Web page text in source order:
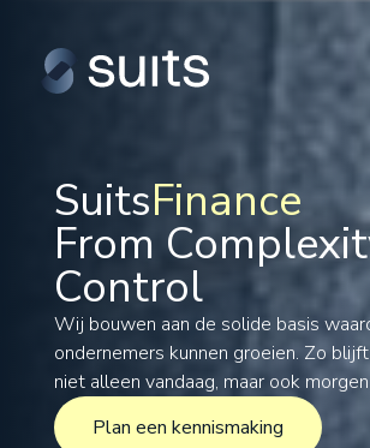
SuitsFinance
Tax
Legal
Projects
From
Control
Wij bouwen aan de solide basis
ondernemers kunnen groeien. Zo
niet alleen vandaag, maar ook
Plan een kennismaking